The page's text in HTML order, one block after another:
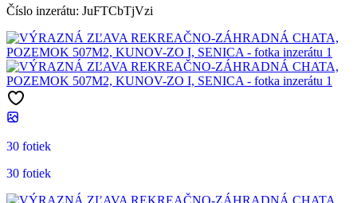
Číslo inzerátu: JuFTCbTjVzi
30 fotiek
30 fotiek